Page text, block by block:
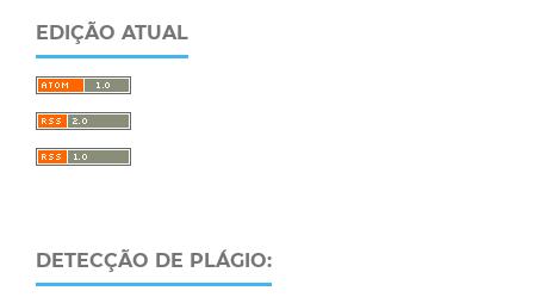
EDIÇÃO ATUAL
DETECÇÃO DE PLÁGIO: